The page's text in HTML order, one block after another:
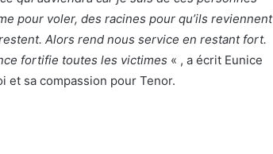
pour voler, des racines pour qu’ils reviennent
Alors rend nous service en restant fort.
fortifie toutes les victimes « , a écrit Eunice
et sa compassion pour Tenor.